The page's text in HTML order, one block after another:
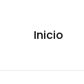
Inicio